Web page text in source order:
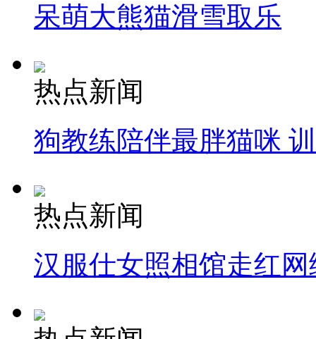
呆萌大熊猫滑雪取乐
热点新闻
狗教练陪伴最胖猫咪
热点新闻
汉服仕女照相馆走红网